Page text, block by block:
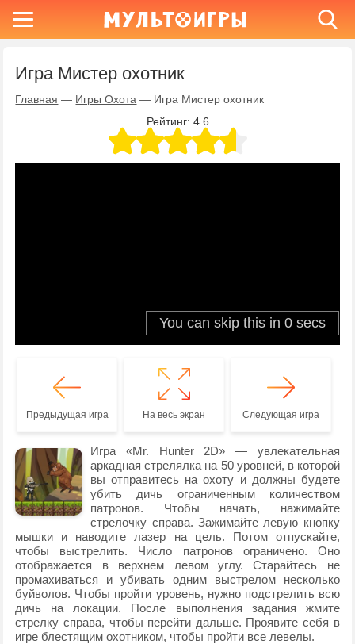
Игра Мистер охотник
Главная — Игры Охота — Игра Мистер охотник
Рейтинг: 4.6
Предыдущая игра На весь экран Следующая игра
Игра «Mr. Hunter 2D» — увлекательная
аркадная стрелялка на 50 уровней, в которой
вы отправитесь на охоту и должны будете
убить дичь ограниченным количеством
патронов. Чтобы начать, нажимайте
стрелочку справа. Зажимайте левую кнопку
мышки и наводите лазер на цель. Потом отпускайте,
чтобы выстрелить. Число патронов ограничено. Оно
отображается в верхнем левом углу. Старайтесь не
промахиваться и убивать одним выстрелом несколько
буйволов. Чтобы пройти уровень, нужно подстрелить всю
дичь на локации. После выполнения задания жмите
стрелку справа, чтобы перейти дальше. Проявите себя в
игре блестящим охотником, чтобы пройти все левелы.